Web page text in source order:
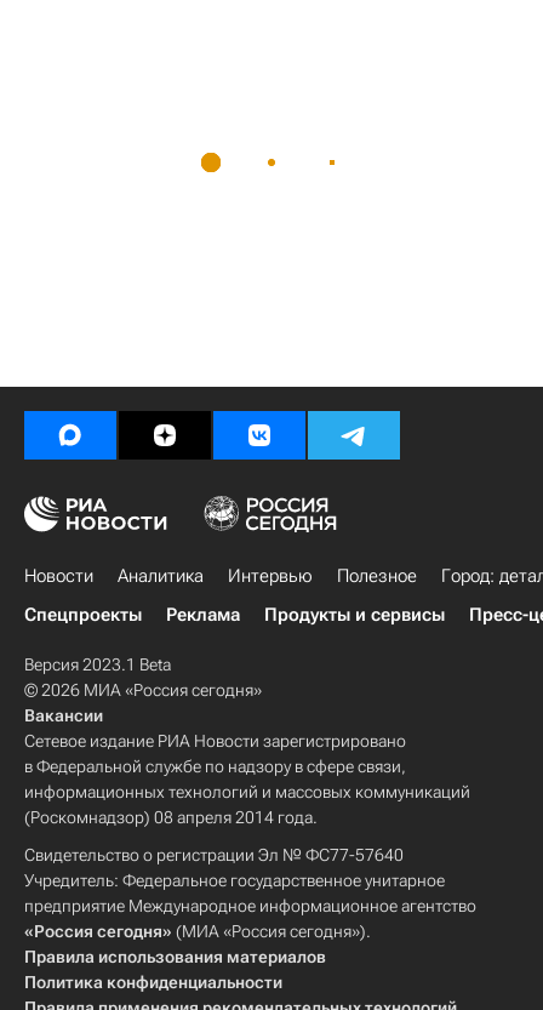
Новости Аналитика Интервью Полезное
Город:
Спецпроекты
Реклама Продукты и сервисы Пресс-
Версия 2023.1 Beta
© 2026 МИА «Россия сегодня»
Вакансии
Сетевое издание РИА Новости зарегистрировано
в Федеральной службе по надзору в сфере связи,
информационных технологий и массовых коммуникаций
(Роскомнадзор) 08 апреля 2014 года.
Свидетельство о регистрации Эл № ФС77-57640
Учредитель: Федеральное государственное унитарное
предприятие Международное информационное агентство
«Россия сегодня» (МИА «Россия сегодня»).
Правила использования материалов
Политика конфиденциальности